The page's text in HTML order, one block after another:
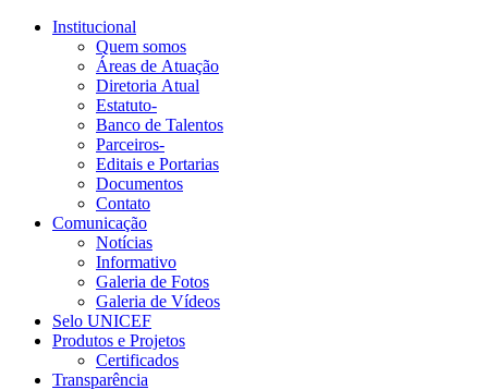
Institucional
Quem somos
Áreas de Atuação
Diretoria Atual
Estatuto-
Banco de Talentos
Parceiros-
Editais e Portarias
Documentos
Contato
Comunicação
Notícias
Informativo
Galeria de Fotos
Galeria de Vídeos
Selo UNICEF
Produtos e Projetos
Certificados
Transparência